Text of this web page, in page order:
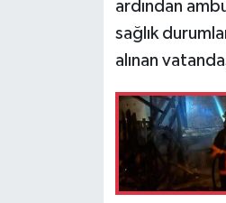
ardından
sağlık
alınan